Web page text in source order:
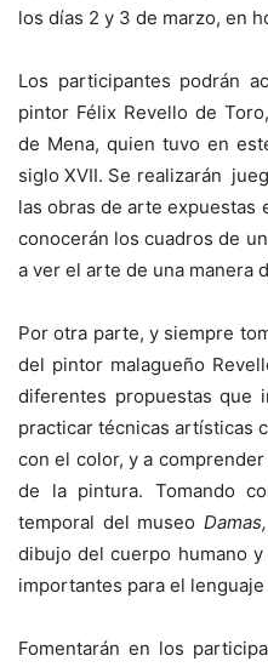
los días 2 y 3 de marzo, en
Los participantes podrán
pintor Félix Revello de
de Mena, quien tuvo en
siglo XVII. Se realizarán
las obras de arte expuestas
conocerán los cuadros de
a ver el arte de una manera
Por otra parte, y siempre
del pintor malagueño
diferentes propuestas que
practicar técnicas artísticas
con el color, y a
de la pintura. Tomando
temporal del museoDamas,
dibujo del cuerpo humano
importantes para el
Fomentarán en los